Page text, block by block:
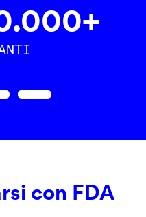
con FDA